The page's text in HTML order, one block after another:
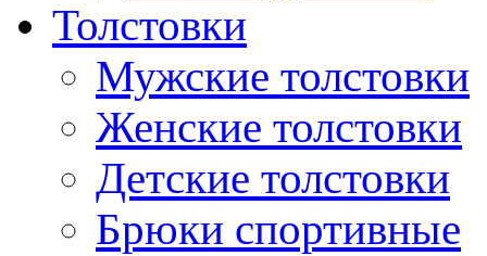
Толстовки
Мужские толстовки
Женские толстовки
Детские толстовки
Брюки спортивные